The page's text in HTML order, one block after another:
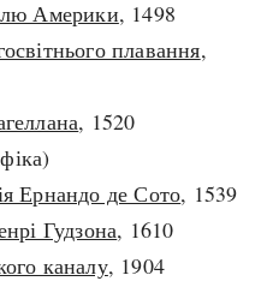
Америки, 1498
плавання,
, 1520
Ернандо де Сото, 1539
Гудзона, 1610
каналу, 1904